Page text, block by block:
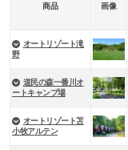
商品 画像
オートリゾート滝
野
道民の森一番川オ
ートキャンプ場
オートリゾート苫
小牧アルテン